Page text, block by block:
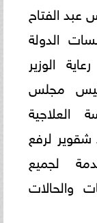
عبد الفتاح
الدولة
الوزير
رئيس مجلس
العلاجية
شقوير لرفع
لجميع
والحالات